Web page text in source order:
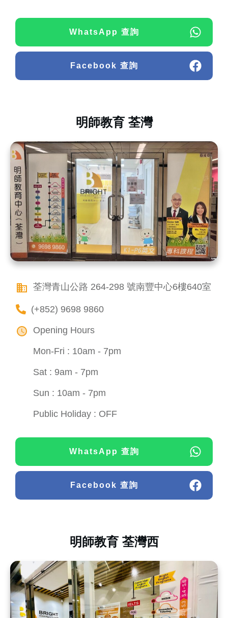
WhatsApp 查詢
Facebook 查詢
明師教育 荃灣
荃灣青山公路 264-298 號南豐中心6樓640室
(+852) 9698 9860
Opening Hours
Mon-Fri : 10am - 7pm
Sat : 9am - 7pm
Sun : 10am - 7pm
Public Holiday : OFF
WhatsApp 查詢
Facebook 查詢
明師教育 荃灣西